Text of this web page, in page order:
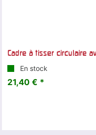
Cadre à tisser circulaire
En stock
21,40 € *